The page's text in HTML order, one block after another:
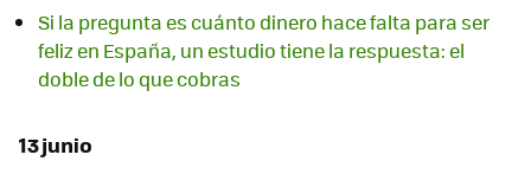
Si la pregunta es cuánto dinero hace falta para ser
feliz en España, un estudio tiene la respuesta: el
doble de lo que cobras
13 junio